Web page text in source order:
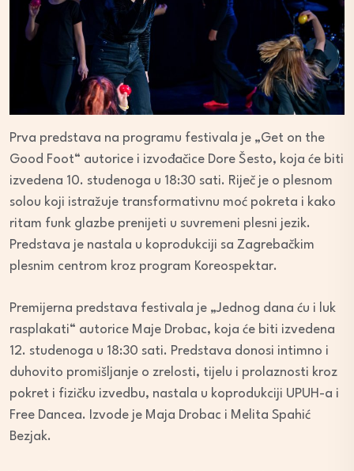
Prva predstava na programu festivala je „Get on the
Good Foot“ autorice i izvođačice Dore Šesto, koja će biti
izvedena 10. studenoga u 18:30 sati. Riječ je o plesnom
solou koji istražuje transformativnu moć pokreta i kako
ritam funk glazbe prenijeti u suvremeni plesni jezik.
Predstava je nastala u koprodukciji sa Zagrebačkim
plesnim centrom kroz program Koreospektar.
Premijerna predstava festivala je „Jednog dana ću i luk
rasplakati“ autorice Maje Drobac, koja će biti izvedena
12. studenoga u 18:30 sati. Predstava donosi intimno i
duhovito promišljanje o zrelosti, tijelu i prolaznosti kroz
pokret i fizičku izvedbu, nastala u koprodukciji UPUH-a i
Free Dancea. Izvode je Maja Drobac i Melita Spahić
Bezjak.